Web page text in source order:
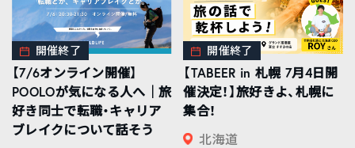
開催終了
【7/6オンライン開催】
POOLOが気になる人へ｜旅
好き同士で転職・キャリア
ブレイクについて話そう
開催終了
【TABEER in 札幌 7月4日開
催決定！】旅好きよ、札幌に
集合！
北海道